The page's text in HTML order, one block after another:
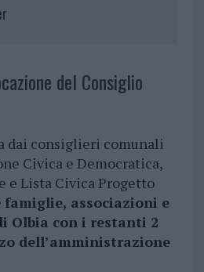
del Consiglio
dai consiglieri comunali
Civica e Democratica,
e Lista Civica Progetto
famiglie, associazioni e
Olbia con i restanti 2
dell’amministrazione